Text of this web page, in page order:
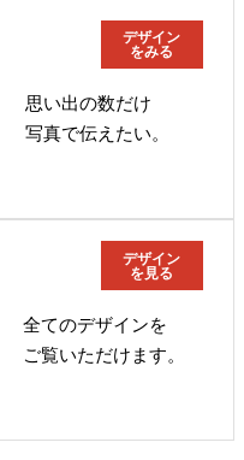
デザイン
をみる
思い出の数だけ
写真で伝えたい。
デザイン
を見る
全てのデザインを
ご覧いただけます。